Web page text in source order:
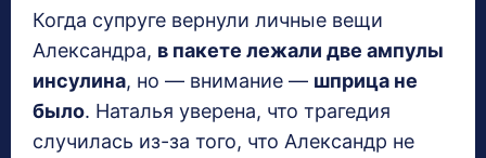
Когда супруге вернули личные вещи
Александра, в пакете лежали две ампулы
инсулина, но — внимание — шприца не
было. Наталья уверена, что трагедия
случилась из-за того, что Александр не